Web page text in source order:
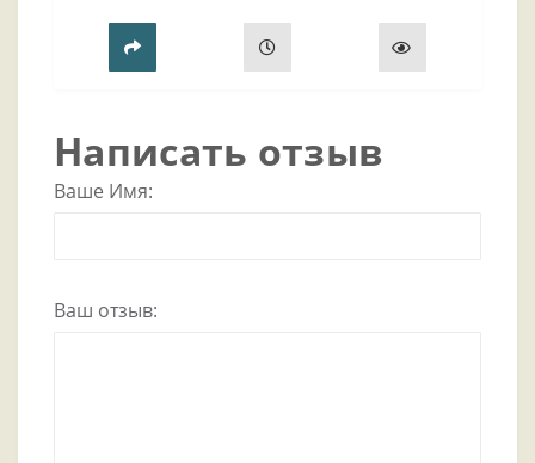
статье разберём ключевые преимущества мод..
Написать отзыв
Ваше Имя:
Ваш отзыв: